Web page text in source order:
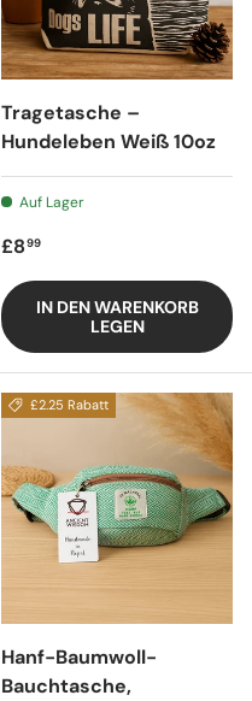
Tragetasche –
Hundeleben Weiß 10oz
Auf Lager
Regulärer Preis
£899
IN DEN WARENKORB
LEGEN
£2.25 Rabatt
Hanf-Baumwoll-
Bauchtasche,